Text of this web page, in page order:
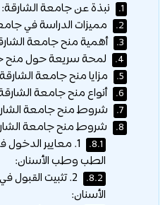
1. نبذة عن جامعة الشارقة:
2. مميزات الدراسة في
3. أهمية منح جامعة
4. لمحة سريعة حول منح
5. مزايا منح جامعة
6. أنواع منح جامعة
7. شروط منح جامعة
8. شروط منح جامعة
8.1.
1. معايير الدخول
الطب وطب الأسنان:
8.2.
2. تثبيت
الأسنان: